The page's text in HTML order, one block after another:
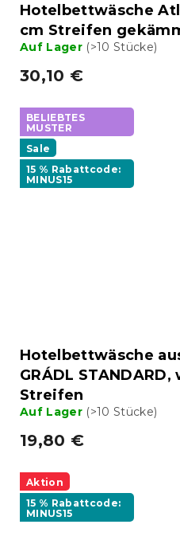
Hotelbettwäsche
cm Streifen
Auf Lager (>10 Stücke)
30,10 €
BELIEBTES
MUSTER
Sale
15 % Rabattcode:
MINUS15
Hotelbettwäsche
GRÁDL
Streifen
Auf Lager (>10 Stücke)
19,80 €
Aktion
15 % Rabattcode:
MINUS15